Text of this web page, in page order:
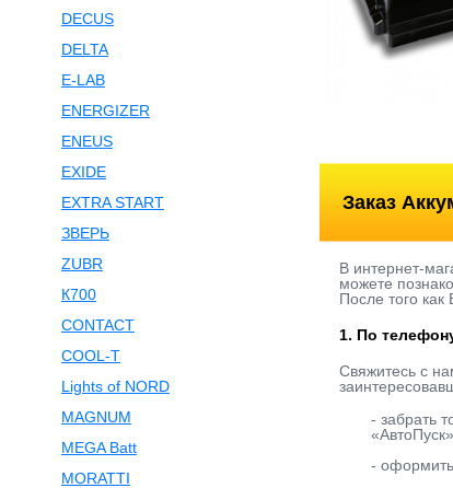
DECUS
DELTA
E-LAB
ENERGIZER
ENEUS
EXIDE
EXTRA START
ЗВЕРЬ
ZUBR
К700
CONTACT
COOL-T
Lights of NORD
MAGNUM
MEGA Batt
MORATTI
Заказ
В интернет-
можете
После того
1. По
Свяжитесь с
- забрать
«АвтоПуск»
- оформить